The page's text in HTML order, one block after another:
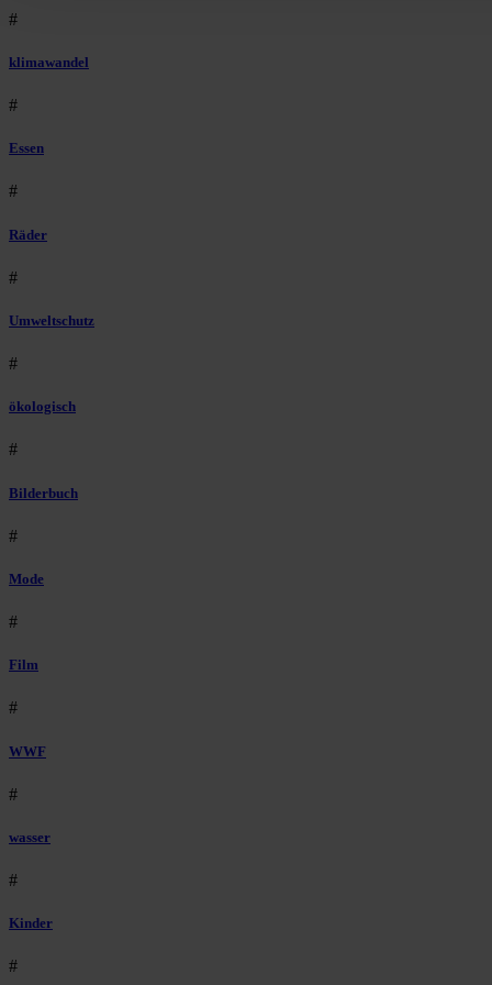
#
klimawandel
#
Essen
#
Räder
#
Umweltschutz
#
ökologisch
#
Bilderbuch
#
Mode
#
Film
#
WWF
#
wasser
#
Kinder
#